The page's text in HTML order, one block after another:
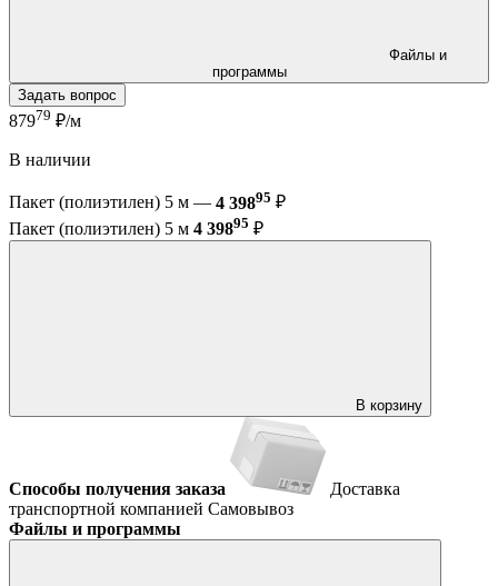
программы
Задать вопрос
87979 ₽/м
В наличии
Пакет (полиэтилен) 5 м — 4 39895 ₽
Пакет (полиэтилен) 5 м 4 39895 ₽
В корзину
Способы получения заказа
Доставка
транспортной компанией Самовывоз
Файлы и программы